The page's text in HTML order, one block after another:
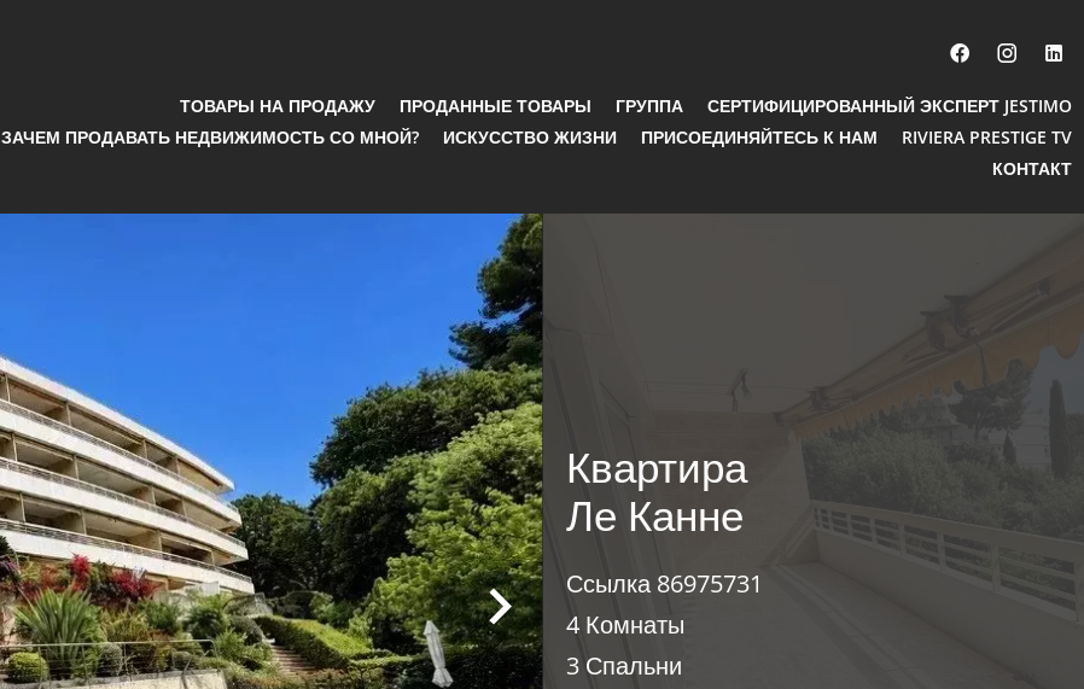
ТОВАРЫ НА ПРОДАЖУ ПРОДАННЫЕ ТОВАРЫ ГРУППА
СЕРТИФИЦИРОВАННЫЙ ЭКСПЕРТ JESTIMO
ЗАЧЕМ ПРОДАВАТЬ НЕДВИЖИМОСТЬ СО МНОЙ?
ИСКУССТВО ЖИЗНИ ПРИСОЕДИНЯЙТЕСЬ К НАМ
RIVIERA PRESTIGE TV
КОНТАКТ
Квартира
Ле Канне
Ссылка 86975731
4 Комнаты
3 Спальни